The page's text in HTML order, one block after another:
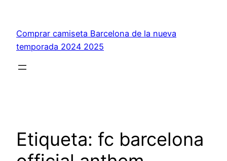
contenido
Comprar camiseta Barcelona de la nueva
temporada 2024 2025
Etiqueta: fc barcelona